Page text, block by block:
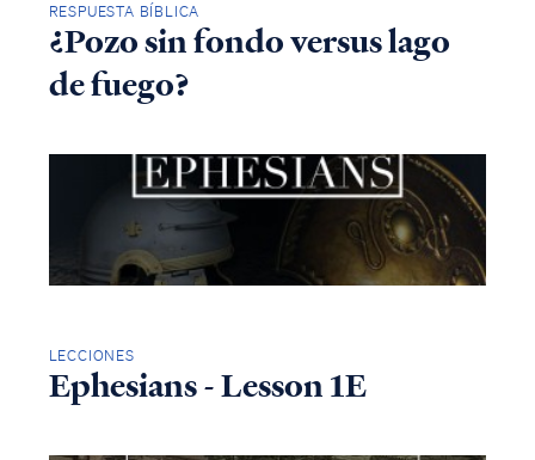
RESPUESTA BÍBLICA
¿Pozo sin fondo versus lago
de fuego?
LECCIONES
Ephesians - Lesson 1E